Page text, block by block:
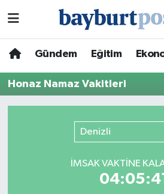
Gündem Eğitim
Honaz Namaz Vakitleri
Denizli
İMSAK VAKTİNE
04:05:41
Hava Durumu
Namaz Vakitleri
Trafik Durumu
Süper Lig Puan Durumu ve